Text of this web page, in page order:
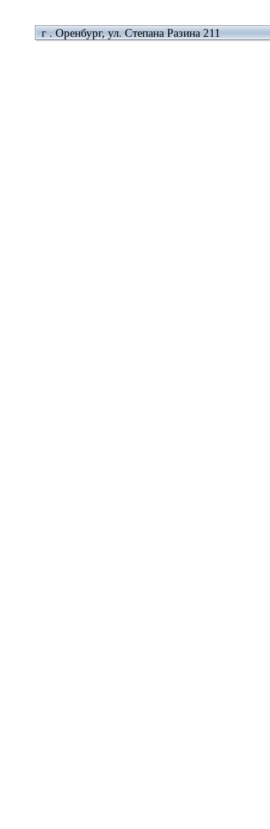
г . Оренбург, ул. Степана Разина 211